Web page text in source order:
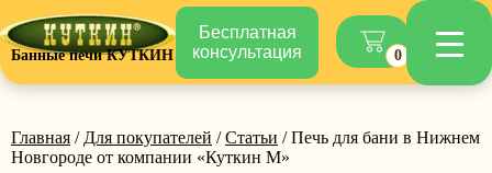
Банные печи КУТКИН
Бесплатная
консультация
0
Главная / Для покупателей /Статьи / Печь для бани в Нижнем
Новгороде от компании «Куткин М»